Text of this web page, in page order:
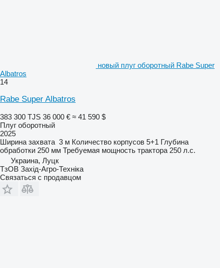
новый плуг оборотный Rabe Super
Albatros
14
Rabe Super Albatros
383 300 TJS 36 000 € ≈ 41 590 $
Плуг оборотный
2025
Ширина захвата 3 м Количество корпусов 5+1 Глубина
обработки 250 мм Требуемая мощность трактора 250 л.с.
Украина, Луцк
ТзОВ Захід-Агро-Техніка
Связаться с продавцом